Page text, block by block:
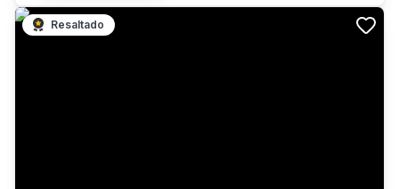
Resaltado